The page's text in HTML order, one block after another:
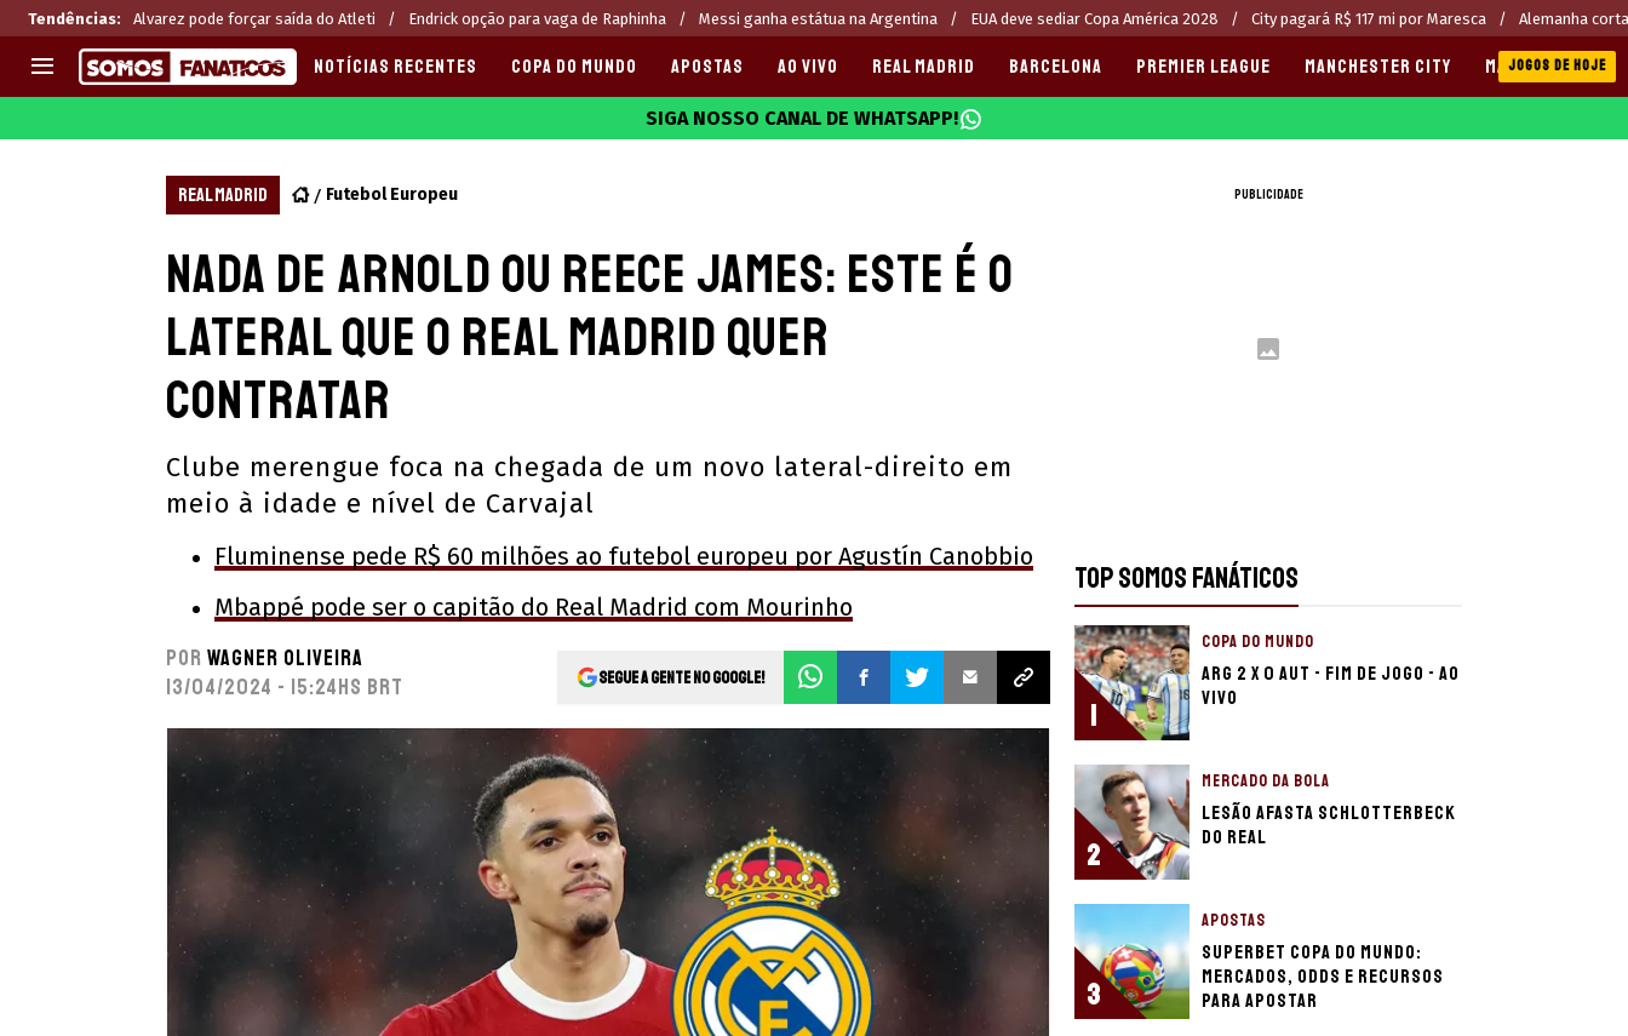
Tendências: Alvarez pode forçar saída do Atleti Endrick opção para vaga de Raphinha Messi ganha estátua na Argentina EUA deve sediar Copa América 2028 City pagará R$ 117 mi por Maresca Alemanha
CHAMPIONS LEAGUE
PREMIER LEAGUE
LIGA PORTUGUESA
Melhores sites de apostas 2025
Últimas
CASAS DE APOSTAS
CÓDIGOS e OFERTAS
APPS
NOTÍCIAS RECENTES COPA DO MUNDO APOSTAS AO VIVO REAL MADRID BARCELONA PREMIER LEAGUE MANCHESTER CITY MANCHESTER
JOGOS DE HOJE
SIGA NOSSO CANAL DE WHATSAPP!
REAL MADRID Futebol Europeu
Nada de Arnold ou Reece James: Este é o
lateral que o Real Madrid quer
contratar
Clube merengue foca na chegada de um novo lateral-direito em
meio à idade e nível de Carvajal
Fluminense pede R$ 60 milhões ao futebol europeu por Agustín Canobbio
Mbappé pode ser o capitão do Real Madrid com Mourinho
Por Wagner Oliveira
13/04/2024 - 15:24hs BRT
Segue a gente no Google!
PUBLICIDADE
TOP SOMOS FANÁTICOS
1
COPA DO MUNDO
ARG 2 X 0 AUT - FIM DE JOGO - AO
VIVO
2
MERCADO DA BOLA
Lesão afasta Schlotterbeck
do Real
3
APOSTAS
Superbet Copa do Mundo:
mercados, odds e recursos
para apostar